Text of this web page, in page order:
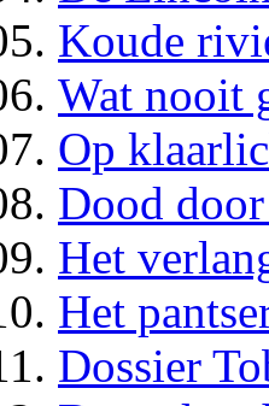
Koude
Wat nooit
Op
Dood
Het
Het
Dossier